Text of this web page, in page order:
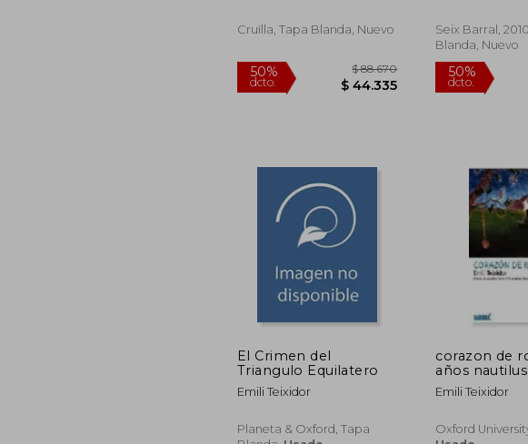
Cruïlla, Tapa Blanda, Nuevo
50% $ 88.670
Seix Barral,
Blanda, Nuevo
50%
El Crimen del
Triangulo Equilatero
Emili Teixidor
Planeta & Oxford, Tapa
corazon de
años
Emili Teixidor
Oxford